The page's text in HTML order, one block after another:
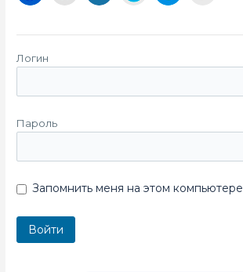
Логин
Пароль
Запомнить меня на этом компьютере